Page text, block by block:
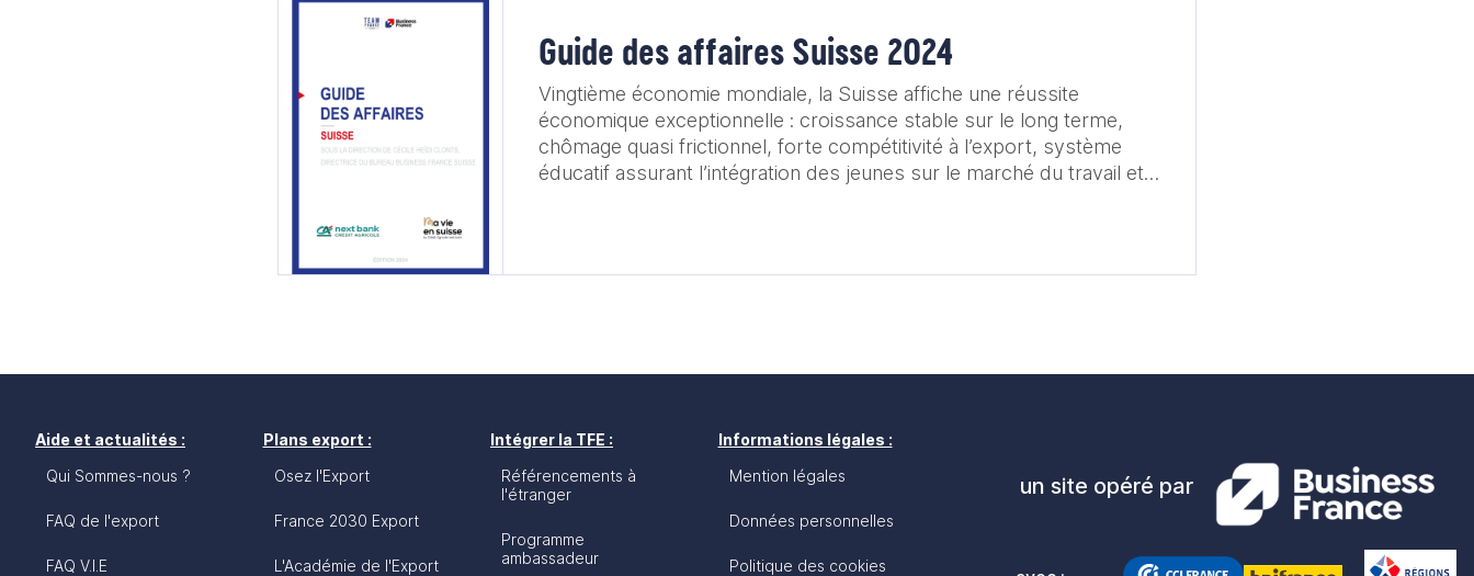
Guide des affaires Suisse 2024
Vingtième économie mondiale, la Suisse affiche une réussite
économique exceptionnelle : croissance stable sur le long terme,
chômage quasi frictionnel, forte compétitivité à l’export, système
éducatif assurant l’intégration des jeunes sur le marché du travail et
La croissance de l’économie est restée résiliente face à la crise du
Aide et actualités :
Qui Sommes-nous ?
FAQ de l'export
FAQ V.I.E
Plans export :
Osez l'Export
France 2030 Export
L'Académie de l'Export
Intégrer la TFE :
Référencements à
l'étranger
Programme
ambassadeur
Informations légales :
Mention légales
Données personnelles
Politique des cookies
un site opéré par